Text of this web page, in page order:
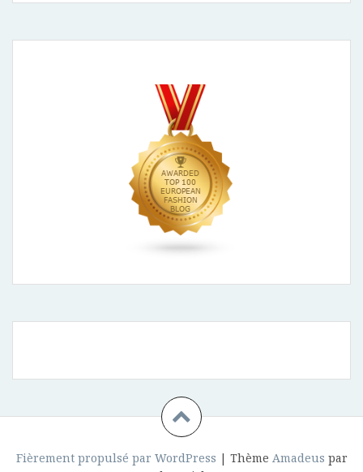
Fièrement propulsé par WordPress | Thème Amadeus par